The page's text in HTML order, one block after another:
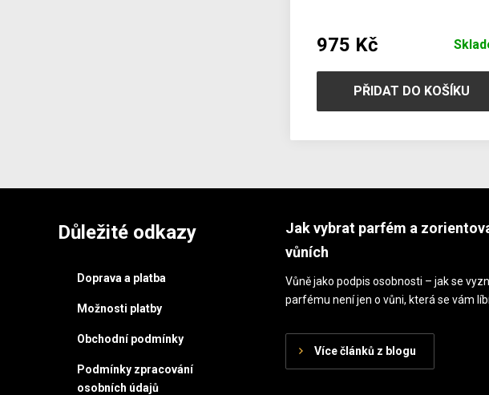
975 Kč
PŘIDAT DO KOŠÍKU
Důležité odkazy
Doprava a platba
Možnosti platby
Obchodní podmínky
Podmínky zpracování
osobních údajů
Jak vybrat parfém a
vůních
Vůně jako podpis osobnosti – jak se
parfému není jen o vůni, která se vám líbí
Více článků z blogu